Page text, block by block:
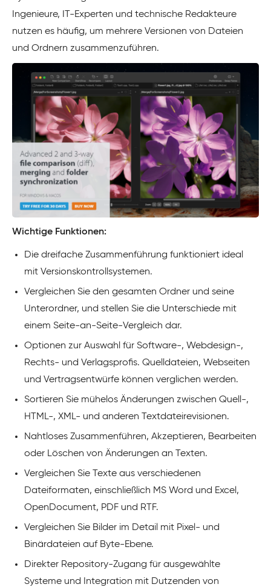
Ingenieure, IT-Experten und technische Redakteure
nutzen es häufig, um mehrere Versionen von Dateien
und Ordnern zusammenzuführen.
Wichtige Funktionen:
Die dreifache Zusammenführung funktioniert ideal
mit Versionskontrollsystemen.
Vergleichen Sie den gesamten Ordner und seine
Unterordner, und stellen Sie die Unterschiede mit
einem Seite-an-Seite-Vergleich dar.
Optionen zur Auswahl für Software-, Webdesign-,
Rechts- und Verlagsprofis. Quelldateien, Webseiten
und Vertragsentwürfe können verglichen werden.
Sortieren Sie mühelos Änderungen zwischen Quell-,
HTML-, XML- und anderen Textdateirevisionen.
Nahtloses Zusammenführen, Akzeptieren, Bearbeiten
oder Löschen von Änderungen an Texten.
Vergleichen Sie Texte aus verschiedenen
Dateiformaten, einschließlich MS Word und Excel,
OpenDocument, PDF und RTF.
Vergleichen Sie Bilder im Detail mit Pixel- und
Binärdateien auf Byte-Ebene.
Direkter Repository-Zugang für ausgewählte
Systeme und Integration mit Dutzenden von